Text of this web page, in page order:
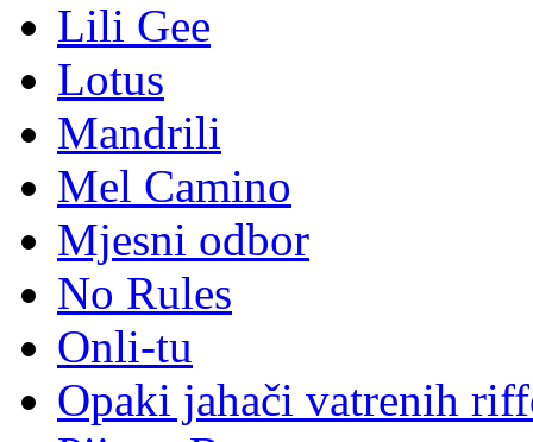
Lili Gee
Lotus
Mandrili
Mel Camino
Mjesni odbor
No Rules
Onli-tu
Opaki jahači vatrenih